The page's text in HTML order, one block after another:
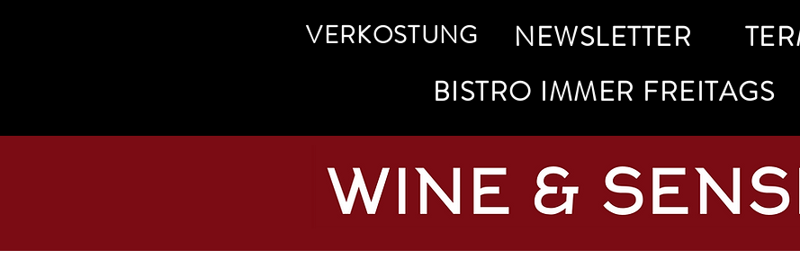
VERKOSTUNG NEWSLETTER
BISTRO IMMER FREITAGS